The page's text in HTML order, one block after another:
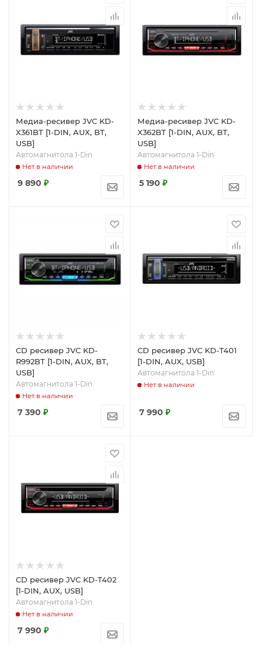
Медиа-ресивер JVC KD-
X361BT [1-DIN, AUX, BT,
USB]
Автомагнитола 1-Din
Нет в наличии
9 890 ₽
Медиа-ресивер JVC KD-
X362BT [1-DIN, AUX, BT,
USB]
Автомагнитола 1-Din
Нет в наличии
5 190 ₽
CD ресивер JVC KD-
R992BT [1-DIN, AUX, BT,
USB]
Автомагнитола 1-Din
Нет в наличии
7 390 ₽
CD ресивер JVC KD-T401
[1-DIN, AUX, USB]
Автомагнитола 1-Din
Нет в наличии
7 990 ₽
CD ресивер JVC KD-T402
[1-DIN, AUX, USB]
Автомагнитола 1-Din
Нет в наличии
7 990 ₽